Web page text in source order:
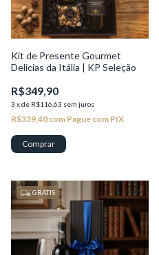
Kit de Presente Gourmet
Delicias da Itália | KP Seleção
R$349,90
3 xde R$116,63 sem juros
R$339,40com Pague com PIX
1/2
GRÁTIS